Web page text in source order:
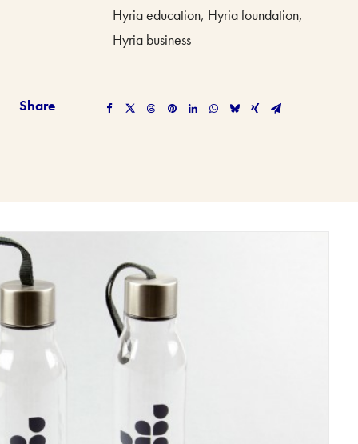
Hyria education, Hyria foundation,
Hyria business
Share